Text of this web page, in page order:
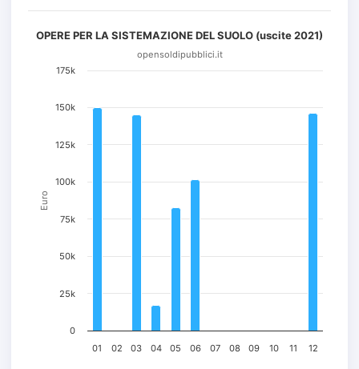
Euro
OPERE PER LA SISTEMAZIONE DEL SUOLO (uscite 2021)
opensoldipubblici.it
01 08
02 03 04 05 06 07 09 10 11 12
0
50k
100k
150k
25k
75k
125k
175k